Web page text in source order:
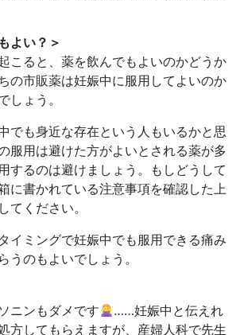
よい？＞
こると、薬を飲んでもよいのかどうか
の市販薬は妊娠中に服用してよいのか
しょう。
でも身近な存在という人もいるかと思
服用は避けた方がよいとされる薬が多
するのは避けましょう。もしどうして
に書かれている注意事項を確認した上
てください。
イミングで妊娠中でも服用できる痛み
うのもよいでしょう。
ニンもダメです
……妊娠中と伝えれ
方してもらえますが、産婦人科で先生